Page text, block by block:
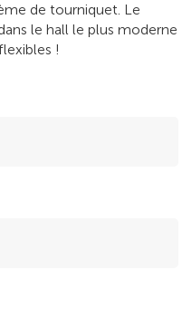
de tourniquet. Le
le hall le plus moderne
!